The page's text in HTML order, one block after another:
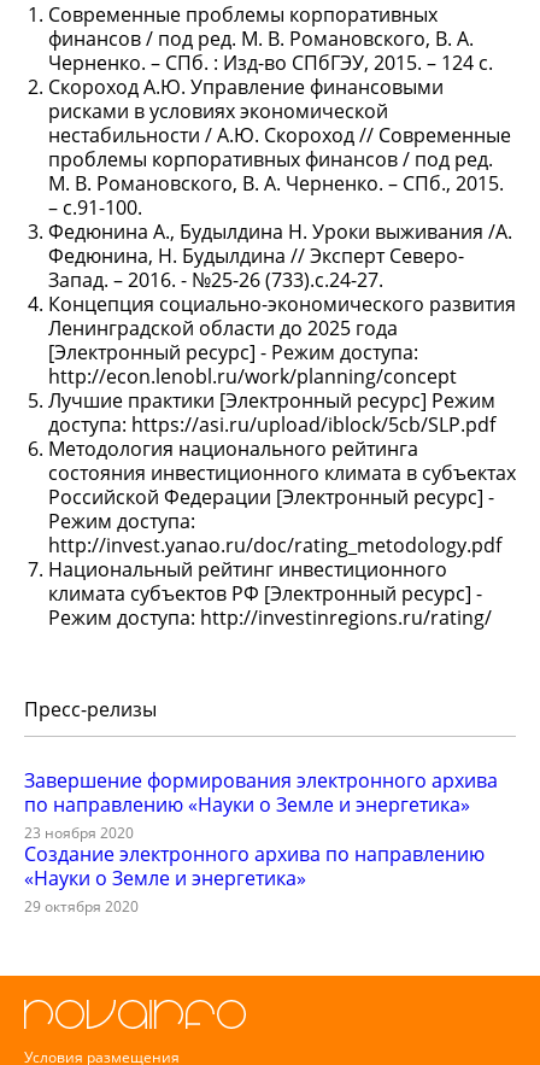
Современные проблемы корпоративных
финансов / под ред. М. В. Романовского, В. А.
Черненко. – СПб. : Изд-во СПбГЭУ, 2015. – 124 с.
Скороход А.Ю. Управление финансовыми
рисками в условиях экономической
нестабильности / А.Ю. Скороход // Современные
проблемы корпоративных финансов / под ред.
М. В. Романовского, В. А. Черненко. – СПб., 2015.
– с.91-100.
Федюнина А., Будылдина Н. Уроки выживания /А.
Федюнина, Н. Будылдина // Эксперт Северо-
Запад. – 2016. - №25-26 (733).с.24-27.
Концепция социально-экономического развития
Ленинградской области до 2025 года
[Электронный ресурс] - Режим доступа:
http://econ.lenobl.ru/work/planning/concept
Лучшие практики [Электронный ресурс] Режим
доступа: https://asi.ru/upload/iblock/5cb/SLP.pdf
Методология национального рейтинга
состояния инвестиционного климата в субъектах
Российской Федерации [Электронный ресурс] -
Режим доступа:
http://invest.yanao.ru/doc/rating_metodology.pdf
Национальный рейтинг инвестиционного
климата субъектов РФ [Электронный ресурс] -
Режим доступа: http://investinregions.ru/rating/
Пресс-релизы
Завершение формирования электронного архива
по направлению «Науки о Земле и энергетика»
23 ноября 2020
Создание электронного архива по направлению
«Науки о Земле и энергетика»
29 октября 2020
Условия размещения